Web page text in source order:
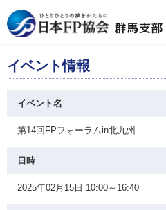
イベント情報
イベント名
第14回FPフォーラムin北九州
日時
2025年02月15日 10:00～16:40